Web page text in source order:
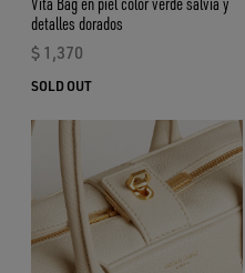
detalles dorados
$ 1,370
precio actual $ 1,370
SOLD OUT